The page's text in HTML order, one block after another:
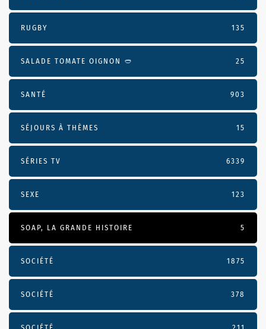
RUGBY 135
SALADE TOMATE OIGNON 🥙 25
SANTÉ 903
SÉJOURS À THÈMES 15
SÉRIES TV 6339
SEXE 123
SOAP, LA GRANDE HISTOIRE 5
SOCIÉTÉ 1875
SOCIÉTÉ 378